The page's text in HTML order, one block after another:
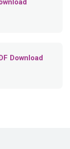
Download